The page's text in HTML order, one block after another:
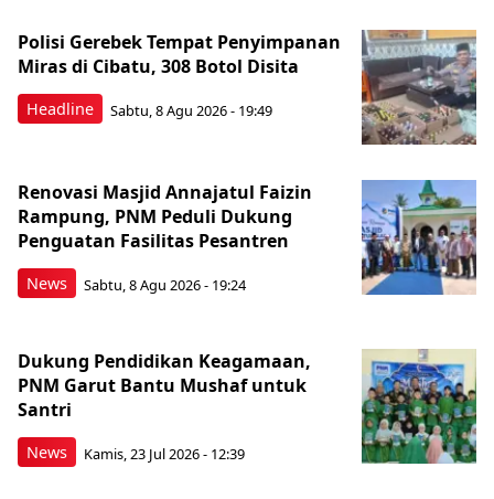
Headline
Polisi Gerebek Tempat Penyimpanan
Miras di Cibatu, 308 Botol Disita
Sabtu, 8 Agu 2026 - 19:49
News
Renovasi Masjid Annajatul Faizin
Rampung, PNM Peduli Dukung
Penguatan Fasilitas Pesantren
Sabtu, 8 Agu 2026 - 19:24
News
Dukung Pendidikan Keagamaan,
PNM Garut Bantu Mushaf untuk
Santri
Kamis, 23 Jul 2026 - 12:39